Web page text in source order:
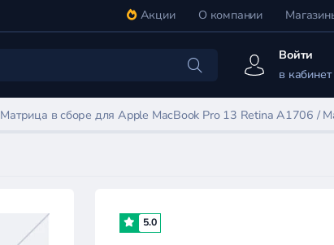
Акции О компании
Войти
в кабинет
Матрица в сборе для Apple MacBook Pro 13 Retina A1706 /
5.0